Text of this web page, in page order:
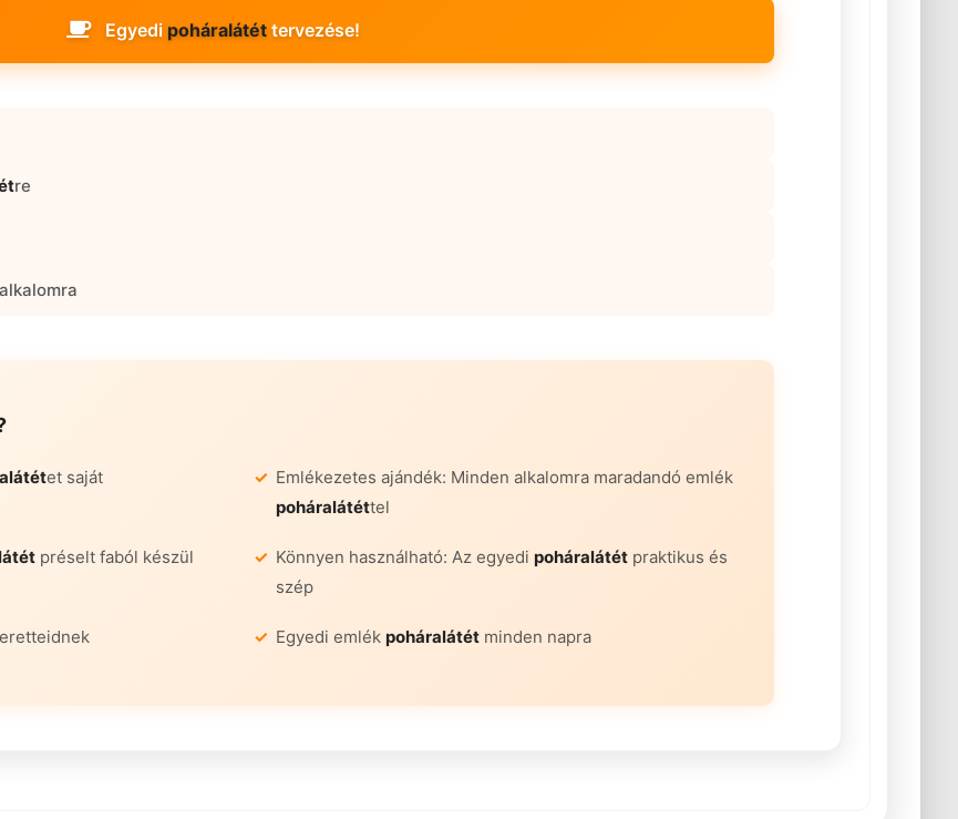
Egyedipoháralátét tervezése!
re
et saját
Emlékezetes ajándék: Minden alkalomra maradandó emlék
poháralátéttel
préselt faból készül Könnyen használható: Az egyedi poháralátétpraktikus és
szép
Egyedi emlék poháralátétminden napra